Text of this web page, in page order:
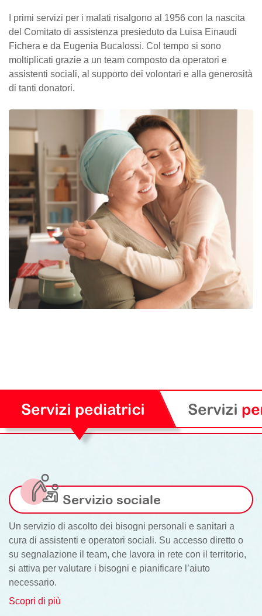
I primi servizi per i malati risalgono al 1956 con la nascita
del Comitato di assistenza presieduto da Luisa Einaudi
Fichera e da Eugenia Bucalossi. Col tempo si sono
moltiplicati grazie a un team composto da operatori e
assistenti sociali, al supporto dei volontari e alla generosità
di tanti donatori.
Servizio sociale
Un servizio di ascolto dei bisogni personali e sanitari a
cura di assistenti e operatori sociali. Su accesso diretto o
su segnalazione il team, che lavora in rete con il territorio,
si attiva per valutare i bisogni e pianificare l’aiuto
necessario.
Scopri di più